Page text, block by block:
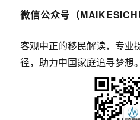
微信公众号（
客观中正的移民解读，专业
径，助力中国家庭追寻梦想。